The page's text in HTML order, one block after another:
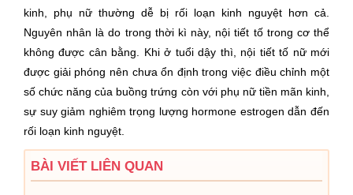
kinh, phụ nữ thường dễ bị rối loạn kinh nguyệt hơn cả.
Nguyên nhân là do trong thời kì này, nội tiết tố trong cơ thể
không được cân bằng. Khi ở tuổi dậy thì, nội tiết tố nữ mới
được giải phóng nên chưa ổn định trong việc điều chỉnh một
số chức năng của buồng trứng còn với phụ nữ tiền mãn kinh,
sự suy giảm nghiêm trọng lượng hormone estrogen dẫn đến
rối loạn kinh nguyệt.
BÀI VIẾT LIÊN QUAN